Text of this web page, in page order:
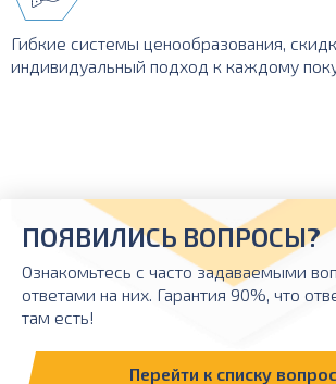
Гибкие системы ценообразования,
индивидуальный подход к каждому
ПОЯВИЛИСЬ ВОПРОСЫ?
Ознакомьтесь с часто задаваемыми
ответами на них. Гарантия 90%, что
там есть!
Перейти к списку